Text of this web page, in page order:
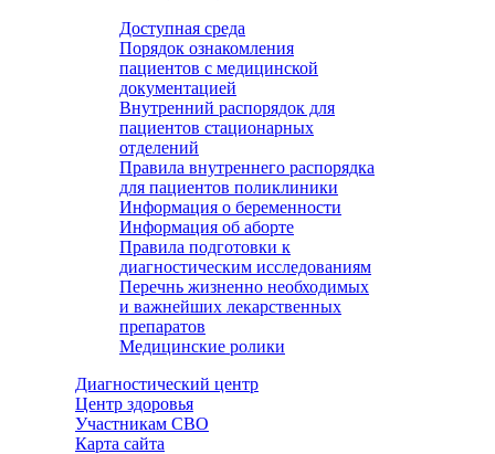
Доступная среда
Порядок ознакомления
пациентов с медицинской
документацией
Внутренний распорядок для
пациентов стационарных
отделений
Правила внутреннего распорядка
для пациентов поликлиники
Информация о беременности
Информация об аборте
Правила подготовки к
диагностическим исследованиям
Перечнь жизненно необходимых
и важнейших лекарственных
препаратов
Медицинские ролики
Диагностический центр
Центр здоровья
Участникам СВО
Карта сайта